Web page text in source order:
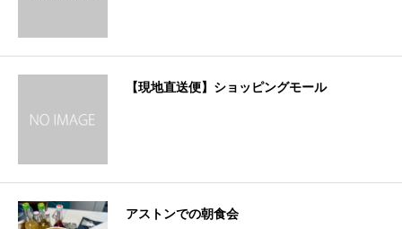
【現地直送便】ショッピングモール
アストンでの朝食会